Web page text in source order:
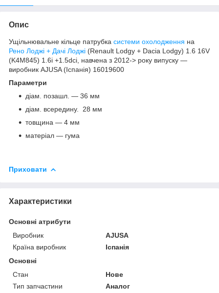
Опис
Ущільнювальне кільце патрубка системи охолодження на
Рено Лоджі + Дачі Лоджі (Renault Lodgy + Dacia Lodgy) 1.6 16V
(K4M845) 1.6i +1.5dci, навчена з 2012-> року випуску —
виробник AJUSA (Іспанія) 16019600
Параметри
діам. позашл. — 36 мм
діам. всередину. 28 мм
товщина — 4 мм
матеріал — гума
Приховати
Характеристики
Основні атрибути
Виробник
AJUSA
Країна виробник
Іспанія
Основні
Стан
Нове
Тип запчастини
Аналог